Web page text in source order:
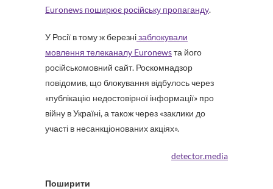
Euronews поширює російську пропаганду.
У Росії в тому ж березнізаблокували
мовлення телеканалу Euronewsта його
російськомовний сайт. Роскомнадзор
повідомив, що блокування відбулось через
«публікацію недостовірної інформації» про
війну в Україні, а також через «заклики до
участі в несанкціонованих акціях».
detector.media
Поширити